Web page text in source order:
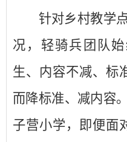
针对乡村教学
况，轻骑兵团队
生、内容不减、标
而降标准、减内容
子营小学，即便面